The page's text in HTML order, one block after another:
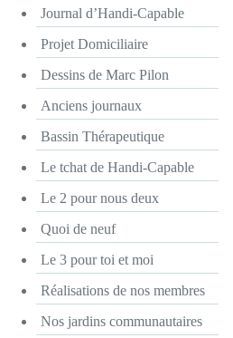
Journal d’Handi-Capable
Projet Domiciliaire
Dessins de Marc Pilon
Anciens journaux
Bassin Thérapeutique
Le tchat de Handi-Capable
Le 2 pour nous deux
Quoi de neuf
Le 3 pour toi et moi
Réalisations de nos membres
Nos jardins communautaires